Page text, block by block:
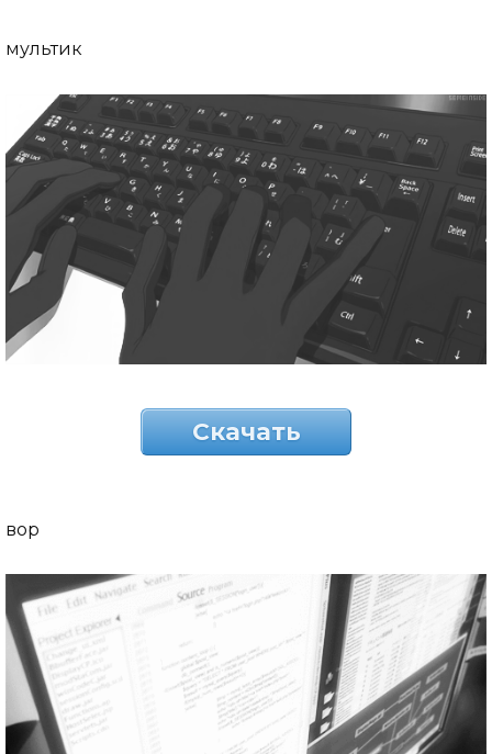
мультик
Скачать
вор